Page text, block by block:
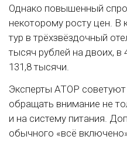
Однако повышенный
некоторому росту цен.
тур в трёхзвёздочный
тысяч рублей на двоих,
131,8 тысячи.
Эксперты АТОР
обращать внимание не
и на систему питания.
обычного «всё